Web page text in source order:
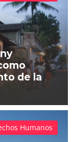
de la
Humanos